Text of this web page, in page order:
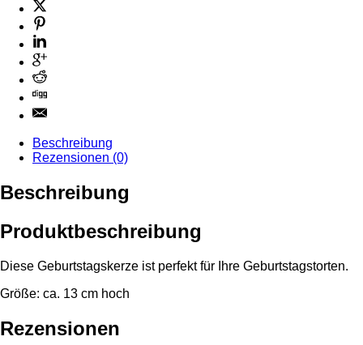
Beschreibung
Rezensionen (0)
Beschreibung
Produktbeschreibung
Diese Geburtstagskerze ist perfekt für Ihre Geburtstagstorten.
Größe: ca. 13 cm hoch
Rezensionen